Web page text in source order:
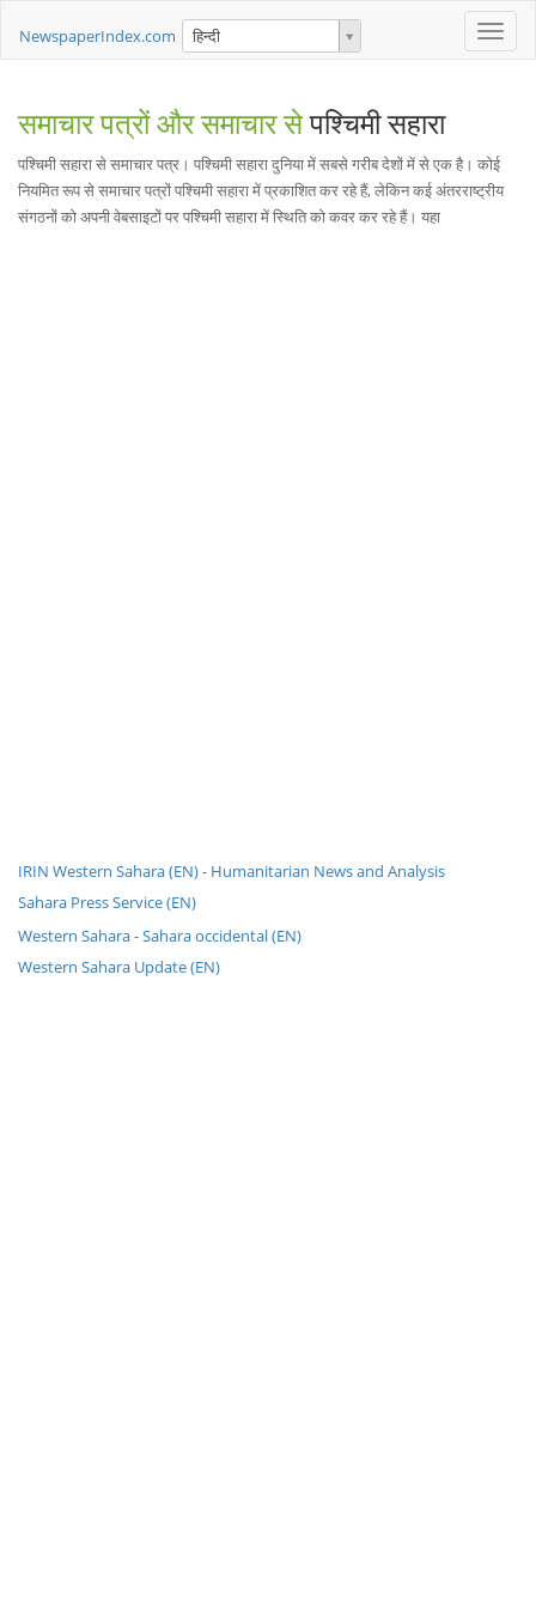
Toggle
NewspaperIndex.com हिन्दी
समाचार पत्रों और समाचार सेपश्चिमी सहारा
पश्चिमी सहारा से समाचार पत्र। पश्चिमी सहारा दुनिया में सबसे गरीब देशों में से एक है। कोई
नियमित रूप से समाचार पत्रों पश्चिमी सहारा में प्रकाशित कर रहे हैं, लेकिन कई अंतरराष्ट्रीय
संगठनों को अपनी वेबसाइटों पर पश्चिमी सहारा में स्थिति को कवर कर रहे हैं। यहा
IRIN Western Sahara (EN) - Humanitarian News and Analysis
Sahara Press Service (EN)
Western Sahara - Sahara occidental (EN)
Western Sahara Update (EN)